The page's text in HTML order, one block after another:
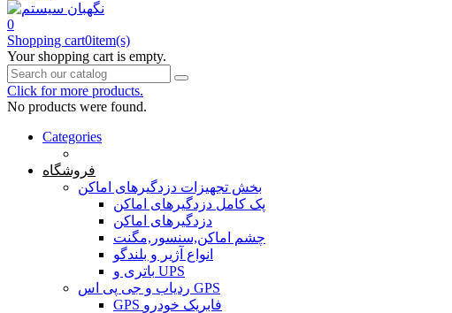
0
Shopping cart0item(s)
Your shopping cart is empty.
Click for more products.
No products were found.
Categories
فروشگاه
بخش تجهیزات دزدگیرهای اماکن
پک کامل دزدگیرهای اماکن
دزدگیرهای اماکن
چشم اماکن,سنسور,مگنت
انواع آژیر و بلندگو
باتری و UPS
ردیاب و جی پی اس GPS
GPS فابریک خودرو